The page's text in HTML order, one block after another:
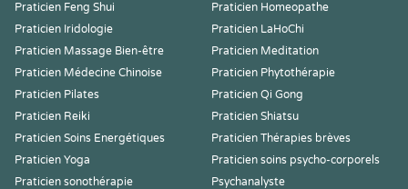
Praticien Feng Shui
Praticien Homeopathe
Praticien Iridologie
Praticien LaHoChi
Praticien Massage Bien-être
Praticien Meditation
Praticien Médecine Chinoise
Praticien Phytothérapie
Praticien Pilates
Praticien Qi Gong
Praticien Reiki
Praticien Shiatsu
Praticien Soins Energétiques
Praticien Thérapies brèves
Praticien Yoga
Praticien soins psycho-corporels
Praticien sonothérapie
Psychanalyste